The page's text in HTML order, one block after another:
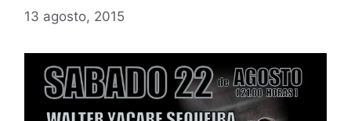
13 agosto, 2015